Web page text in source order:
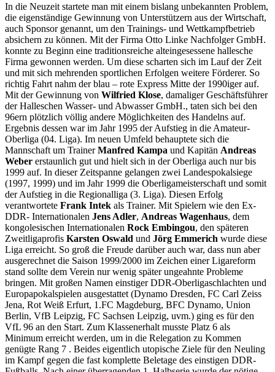
In die Neuzeit startete man mit einem bislang unbekannten Problem,
die eigenständige Gewinnung von Unterstützern aus der Wirtschaft,
auch Sponsor genannt, um den Trainings- und Wettkampfbetrieb
absichern zu können. Mit der Firma Otto Linke Nachfolger GmbH.
konnte zu Beginn eine traditionsreiche alteingesessene hallesche
Firma gewonnen werden. Um diese scharten sich im Lauf der Zeit
und mit sich mehrenden sportlichen Erfolgen weitere Förderer. So
richtig Fahrt nahm der blau – rote Express Mitte der 1990iger auf.
Mit der Gewinnung von Wilfried Klose, damaliger Geschäftsführer
der Halleschen Wasser- und Abwasser GmbH., taten sich bei den
96ern plötzlich völlig andere Möglichkeiten des Handelns auf.
Ergebnis dessen war im Jahr 1995 der Aufstieg in die Amateur-
Oberliga (04. Liga). Im neuen Umfeld behauptete sich die
Mannschaft um TrainerManfred Kampa und Kapitän Andreas
Weber erstaunlich gut und hielt sich in der Oberliga auch nur bis
1999 auf. In dieser Zeitspanne gelangen zwei Landespokalsiege
(1997, 1999) und im Jahr 1999 die Oberligameisterschaft und somit
der Aufstieg in die Regionalliga (3. Liga). Diesen Erfolg
verantwortete Frank Intek als Trainer. Mit Spielern wie den Ex-
DDR- Internationalen Jens Adler, Andreas Wagenhaus, dem
kongolesischen Internationalen Rock Embingou, den späteren
Zweitligaprofis Karsten Oswald und Jörg Emmerich wurde diese
Liga erreicht. So groß die Freude darüber auch war, dass nun aber
ausgerechnet die Saison 1999/2000 im Zeichen einer Ligareform
stand sollte dem Verein nur wenig später ungeahnte Probleme
bringen. Mit großen Namen einstiger DDR-Oberligaschlachten und
Europapokalspielen ausgestattet (Dynamo Dresden, FC Carl Zeiss
Jena, Rot Weiß Erfurt, 1.FC Magdeburg, BFC Dynamo, Union
Berlin, VfB Leipzig, FC Sachsen Leipzig, uvm.) ging es für den
VfL 96 an den Start. Zum Klassenerhalt musste Platz 6 als
Minimum erreicht werden, um in die Relegation zu Kommen
genügte Rang 7 . Beides eigentlich utopische Ziele für den Neuling
im Kampf gegen die fast komplette Beletage des einstigen DDR-